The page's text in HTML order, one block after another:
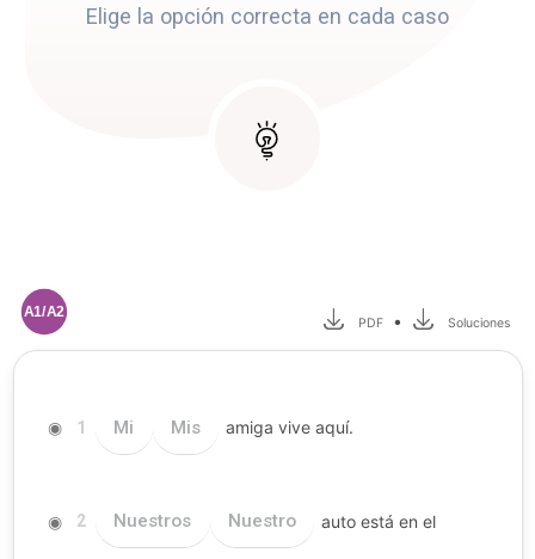
Elige la opción correcta en cada caso
A1/A2
PDF • Soluciones
◉ 1 Mi Mis amiga vive aquí.
◉ 2 Nuestros Nuestro auto está en el